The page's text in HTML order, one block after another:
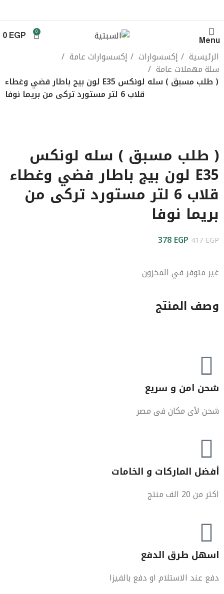
Menu
0
0 EGP
الرئيسية إكسسوارات
إكسسوارات عامة
سلة مهملات عامة
( طلب مسبق ) سله لونكس E35 لون بيج باطار فضي وغطاء
قلاب 6 لتر مستورد تركى من بريما نوفا
( طلب مسبق ) سله لونكس
E35 لون بيج باطار فضي وغطاء
قلاب 6 لتر مستورد تركى من
بريما نوفا
417EGP
378EGP
غير متوفر في المخزون
وصف المنتج
شحن امن و سريع
شحن لأى مكان فى مصر
أفضل الماركات و الخامات
اكتر من 20 الف منتج
اسهل طرق الدفع
دفع عند الاستلام او دفع بالفيزا